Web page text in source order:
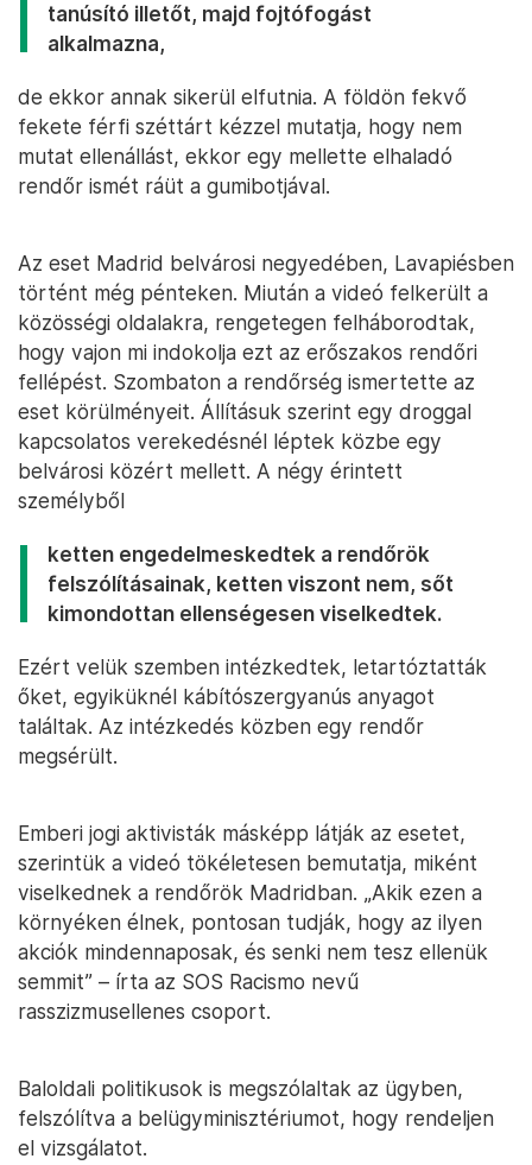
tanúsító illetőt, majd fojtófogást
alkalmazna,
de ekkor annak sikerül elfutnia. A földön fekvő
fekete férfi széttárt kézzel mutatja, hogy nem
mutat ellenállást, ekkor egy mellette elhaladó
rendőr ismét ráüt a gumibotjával.
Az eset Madrid belvárosi negyedében, Lavapiésben
történt még pénteken. Miután a videó felkerült a
közösségi oldalakra, rengetegen felháborodtak,
hogy vajon mi indokolja ezt az erőszakos rendőri
fellépést. Szombaton a rendőrség ismertette az
eset körülményeit. Állításuk szerint egy droggal
kapcsolatos verekedésnél léptek közbe egy
belvárosi közért mellett. A négy érintett
személyből
ketten engedelmeskedtek a rendőrök
felszólításainak, ketten viszont nem, sőt
kimondottan ellenségesen viselkedtek.
Ezért velük szemben intézkedtek, letartóztatták
őket, egyiküknél kábítószergyanús anyagot
találtak. Az intézkedés közben egy rendőr
megsérült.
Emberi jogi aktivisták másképp látják az esetet,
szerintük a videó tökéletesen bemutatja, miként
viselkednek a rendőrök Madridban. „Akik ezen a
környéken élnek, pontosan tudják, hogy az ilyen
akciók mindennaposak, és senki nem tesz ellenük
semmit” – írta az SOS Racismo nevű
rasszizmusellenes csoport.
Baloldali politikusok is megszólaltak az ügyben,
felszólítva a belügyminisztériumot, hogy rendeljen
el vizsgálatot.